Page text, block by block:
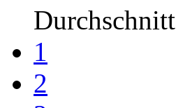
Durchschnitt
1
2